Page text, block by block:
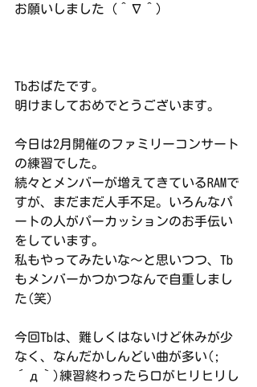
お願いしました（＾∇＾）
Tbおばたです。
明けましておめでとうございます。
今日は2月開催のファミリーコンサート
の練習でした。
続々とメンバーが増えてきているRAMで
すが、まだまだ人手不足。いろんなパ
ートの人がパーカッションのお手伝い
をしています。
私もやってみたいな～と思いつつ、Tb
もメンバーかつかつなんで自重しまし
た(笑)
今回Tbは、難しくはないけど休みが少
なく、なんだかしんどい曲が多い(;
´д｀)練習終わったら口がヒリヒリし